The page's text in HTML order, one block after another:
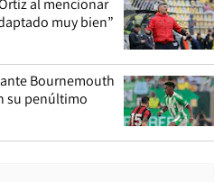
muy bien”
Bournemouth
su penúltimo